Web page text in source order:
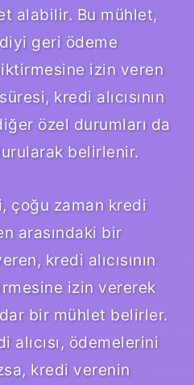
alabilir. Bu mühlet,
geri ödeme
izin veren
kredi alıcısının
özel durumları da
belirlenir.
çoğu zaman kredi
arasındaki bir
kredi alıcısının
izin vererek
bir mühlet belirler.
alıcısı, ödemelerini
kredi verenin